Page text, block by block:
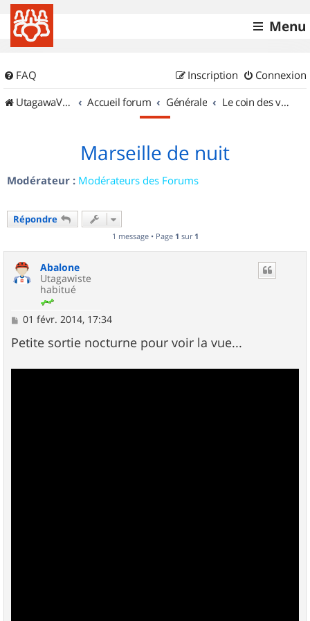
Menu
FAQ Connexion
Inscription
UtagawaVTT (Randos VTT et VTTAE avec traces GPS)
Accueil forum Générale Le coin des vidéastes
Marseille de nuit
Modérateur : Modérateurs des Forums
Répondre
1 message • Page 1 sur 1
Abalone
Utagawiste
habitué
M
s
s
01 févr. 2014, 17:34
Petite sortie nocturne pour voir la vue...